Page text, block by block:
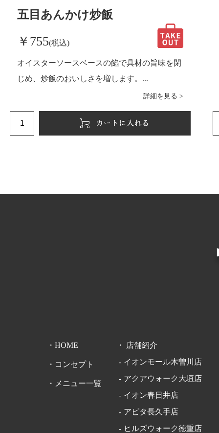
五目あんかけ炒飯
￥755(税込)
オイスターソースベースの餡で具材の旨味を閉
じめ、炒飯のおいしさを増します。...
HOME
コンセプト
メニュー一覧
店舗紹介
イオンモール木曽川店
アクアウォーク大垣店
イオン春日井店
アピタ長久手店
ヒルズウォーク徳重店